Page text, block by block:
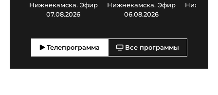
Нижнекамска. Эфир
07.08.2026
Нижнекамска. Эфир
06.08.2026
Телепрограмма Все программы